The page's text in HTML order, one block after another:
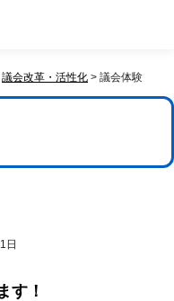
議会改革・活性化 > 議会体験
日
す！